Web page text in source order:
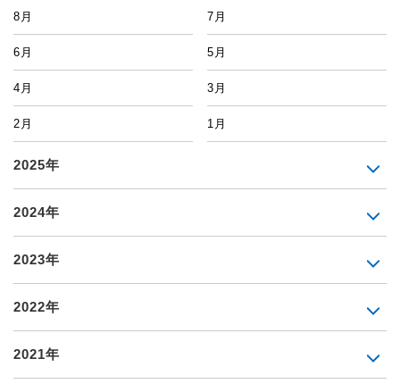
8月 7月
6月 5月
4月 3月
2月 1月
2025年
2024年
2023年
2022年
2021年